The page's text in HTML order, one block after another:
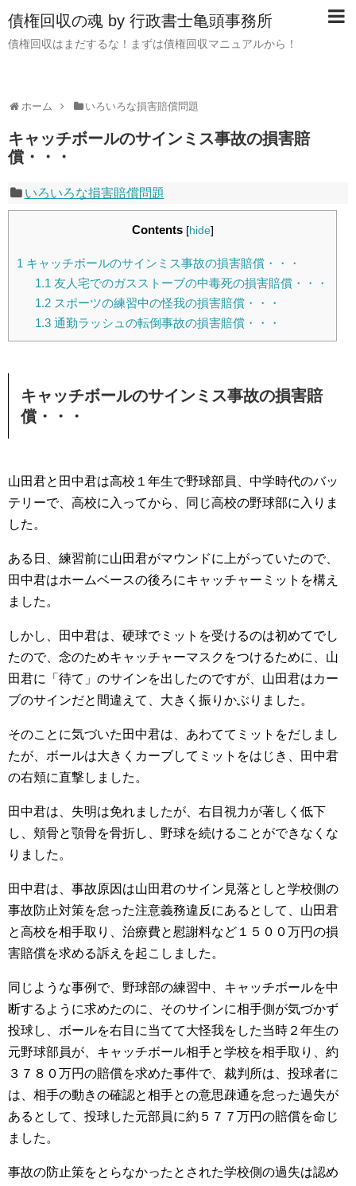
債権回収の魂 by 行政書士亀頭事務所
債権回収はまだするな！まずは債権回収マニュアルから！
ホーム いろいろな損害賠償問題
キャッチボールのサインミス事故の損害賠
償・・・
いろいろな損害賠償問題
Contents [hide]
1 キャッチボールのサインミス事故の損害賠償・・・
1.1 友人宅でのガスストーブの中毒死の損害賠償・・・
1.2スポーツの練習中の怪我の損害賠償・・・
1.3通勤ラッシュの転倒事故の損害賠償・・・
キャッチボールのサインミス事故の損害賠
償・・・
山田君と田中君は高校１年生で野球部員、中学時代のバッ
テリーで、高校に入ってから、同じ高校の野球部に入りま
した。
ある日、練習前に山田君がマウンドに上がっていたので、
田中君はホームベースの後ろにキャッチャーミットを構え
ました。
しかし、田中君は、硬球でミットを受けるのは初めてでし
たので、念のためキャッチャーマスクをつけるために、山
田君に「待て」のサインを出したのですが、山田君はカー
ブのサインだと間違えて、大きく振りかぶりました。
そのことに気づいた田中君は、あわててミットをだしまし
たが、ボールは大きくカーブしてミットをはじき、田中君
の右頬に直撃しました。
田中君は、失明は免れましたが、右目視力が著しく低下
し、頬骨と顎骨を骨折し、野球を続けることができなくな
りました。
田中君は、事故原因は山田君のサイン見落としと学校側の
事故防止対策を怠った注意義務違反にあるとして、山田君
と高校を相手取り、治療費と慰謝料など１５００万円の損
害賠償を求める訴えを起こしました。
同じような事例で、野球部の練習中、キャッチボールを中
断するように求めたのに、そのサインに相手側が気づかず
投球し、ボールを右目に当てて大怪我をした当時２年生の
元野球部員が、キャッチボール相手と学校を相手取り、約
３７８０万円の賠償を求めた事件で、裁判所は、投球者に
は、相手の動きの確認と相手との意思疎通を怠った過失が
あるとして、投球した元部員に約５７７万円の賠償を命じ
ました。
事故の防止策をとらなかったとされた学校側の過失は認め